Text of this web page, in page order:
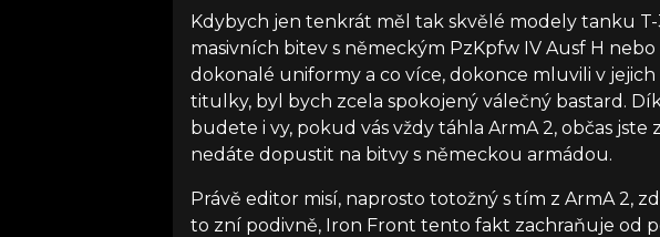
Kdybych jen tenkrát měl tak skvělé modely tanku
masivních bitev s německým PzKpfw IV Ausf H
dokonalé uniformy a co více, dokonce mluvili v
titulky, byl bych zcela spokojený válečný bastard.
budete i vy, pokud vás vždy táhla ArmA 2, občas
nedáte dopustit na bitvy s německou armádou.
Právě editor misí, naprosto totožný s tím z ArmA 2,
to zní podivně, Iron Front tento fakt zachraňuje od